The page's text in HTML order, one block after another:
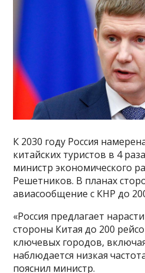
К 2030 году Россия
китайских туристов в 4
министр экономического
Решетников. В планах
авиасообщение с КНР до
«Россия предлагает
стороны Китая до 200
ключевых городов,
наблюдается низкая
пояснил министр.